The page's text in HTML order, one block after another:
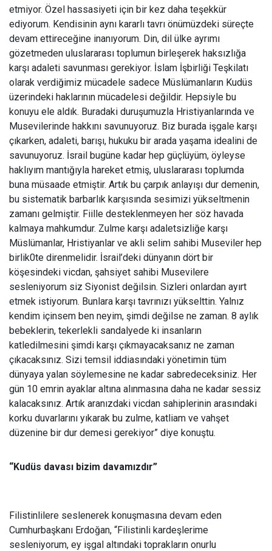
etmiyor. Özel hassasiyeti için bir kez daha teşekkür
ediyorum. Kendisinin aynı kararlı tavrı önümüzdeki süreçte
devam ettireceğine inanıyorum. Din, dil ülke ayrımı
gözetmeden uluslararası toplumun birleşerek haksızlığa
karşı adaleti savunması gerekiyor. İslam İşbirliği Teşkilatı
olarak verdiğimiz mücadele sadece Müslümanların Kudüs
üzerindeki haklarının mücadelesi değildir. Hepsiyle bu
konuyu ele aldık. Buradaki duruşumuzla Hristiyanlarında ve
Musevilerinde hakkını savunuyoruz. Biz burada işgale karşı
çıkarken, adaleti, barışı, hukuku bir arada yaşama idealini de
savunuyoruz. İsrail bugüne kadar hep güçlüyüm, öyleyse
haklıyım mantığıyla hareket etmiş, uluslararası toplumda
buna müsaade etmiştir. Artık bu çarpık anlayışı dur demenin,
bu sistematik barbarlık karşısında sesimizi yükseltmenin
zamanı gelmiştir. Fiille desteklenmeyen her söz havada
kalmaya mahkumdur. Zulme karşı adaletsizliğe karşı
Müslümanlar, Hristiyanlar ve akli selim sahibi Museviler hep
birlik0te direnmelidir. İsrail’deki dünyanın dört bir
köşesindeki vicdan, şahsiyet sahibi Musevilere
sesleniyorum siz Siyonist değilsin. Sizleri onlardan ayırt
etmek istiyorum. Bunlara karşı tavrınızı yükselttin. Yalnız
kendim içinsem ben neyim, şimdi değilse ne zaman. 8 aylık
bebeklerin, tekerlekli sandalyede ki insanların
katledilmesini şimdi karşı çıkmayacaksanız ne zaman
çıkacaksınız. Sizi temsil iddiasındaki yönetimin tüm
dünyaya yalan söylemesine ne kadar sabredeceksiniz. Her
gün 10 emrin ayaklar altına alınmasına daha ne kadar sessiz
kalacaksınız. Artık aranızdaki vicdan sahiplerinin arasındaki
korku duvarlarını yıkarak bu zulme, katliam ve vahşet
düzenine bir dur demesi gerekiyor” diye konuştu.
“Kudüs davası bizim davamızdır”
Filistinlilere seslenerek konuşmasına devam eden
Cumhurbaşkanı Erdoğan, “Filistinli kardeşlerime
sesleniyorum, ey işgal altındaki toprakların onurlu